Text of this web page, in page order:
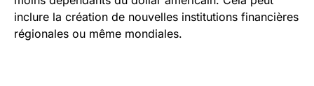
inclure la création de nouvelles institutions financières
régionales ou même mondiales.